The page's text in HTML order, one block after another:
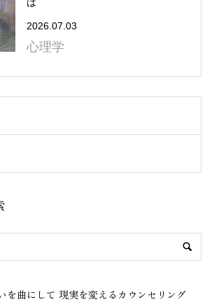
は
2026.07.03
心理学
曲にして 現実を変えるカウンセリング